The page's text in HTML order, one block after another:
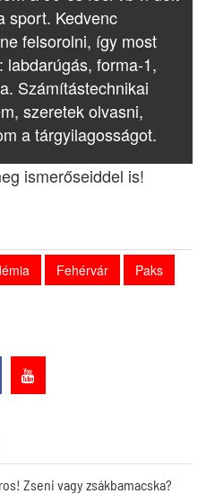
sport. Kedvenc
felsorolni, így most
labdarúgás, forma-1,
Számítástechnikai
szeretek olvasni,
a tárgyilagosságot.
ismerőseiddel is!
Fehérvár
Paks
Zseni vagy zsákbamacska?